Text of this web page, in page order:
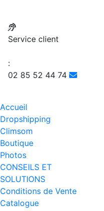
Service client
:
02 85 52 44 74
Accueil
Dropshipping
Climsom
Boutique
Photos
CONSEILS ET
SOLUTIONS
Conditions de Vente
Catalogue